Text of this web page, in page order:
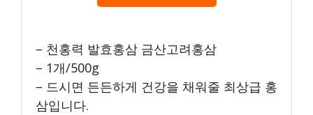
– 천홍력 발효홍삼 금산고려홍삼
– 1개/500g
– 드시면 든든하게 건강을 채워줄 최상급 홍
삼입니다.